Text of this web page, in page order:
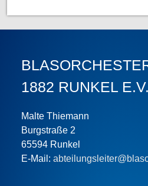
1882 RUNKEL E.V.
Malte Thiemann
Burgstraße 2
65594 Runkel
E-Mail: